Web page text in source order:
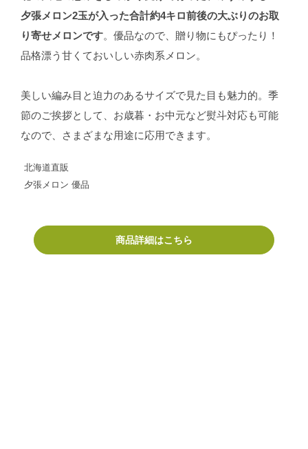
夕張メロン2玉が入った合計約4キロ前後の大ぶりのお取
り寄せメロンです。優品なので、贈り物にもぴったり！
品格漂う甘くておいしい赤肉系メロン。
美しい編み目と迫力のあるサイズで見た目も魅力的。季
節のご挨拶として、お歳暮・お中元など熨斗対応も可能
なので、さまざまな用途に応用できます。
北海道直販
夕張メロン 優品
商品詳細はこちら